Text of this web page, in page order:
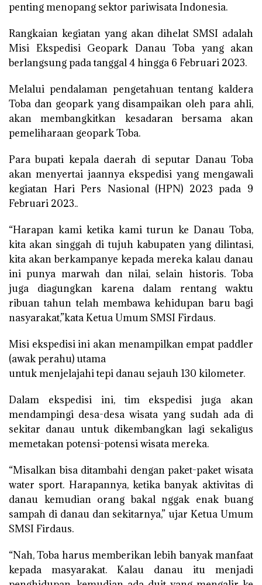
penting menopang sektor pariwisata Indonesia.
Rangkaian kegiatan yang akan dihelat SMSI adalah
Misi Ekspedisi Geopark Danau Toba yang akan
berlangsung pada tanggal 4 hingga 6 Februari 2023.
Melalui pendalaman pengetahuan tentang kaldera
Toba dan geopark yang disampaikan oleh para ahli,
akan membangkitkan kesadaran bersama akan
pemeliharaan geopark Toba.
Para bupati kepala daerah di seputar Danau Toba
akan menyertai jaannya ekspedisi yang mengawali
kegiatan Hari Pers Nasional (HPN) 2023 pada 9
Februari 2023..
“Harapan kami ketika kami turun ke Danau Toba,
kita akan singgah di tujuh kabupaten yang dilintasi,
kita akan berkampanye kepada mereka kalau danau
ini punya marwah dan nilai, selain historis. Toba
juga diagungkan karena dalam rentang waktu
ribuan tahun telah membawa kehidupan baru bagi
nasyarakat,”kata Ketua Umum SMSI Firdaus.
Misi ekspedisi ini akan menampilkan empat paddler
(awak perahu) utama
untuk menjelajahi tepi danau sejauh 130 kilometer.
Dalam ekspedisi ini, tim ekspedisi juga akan
mendampingi desa-desa wisata yang sudah ada di
sekitar danau untuk dikembangkan lagi sekaligus
memetakan potensi-potensi wisata mereka.
“Misalkan bisa ditambahi dengan paket-paket wisata
water sport. Harapannya, ketika banyak aktivitas di
danau kemudian orang bakal nggak enak buang
sampah di danau dan sekitarnya,” ujar Ketua Umum
SMSI Firdaus.
“Nah, Toba harus memberikan lebih banyak manfaat
kepada masyarakat. Kalau danau itu menjadi